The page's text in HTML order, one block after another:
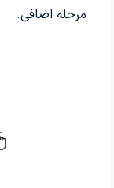
مرحله اضافی.